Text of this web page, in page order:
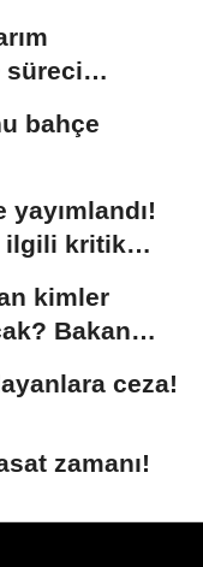
süreci
bahçe
ilgili kritik
kimler
Bakan
ceza!
zamanı!